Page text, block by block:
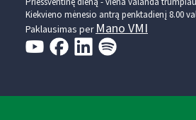
Kiekvieno mėnesio antrą penktadienį 8.00
Paklausimas per Mano VMI